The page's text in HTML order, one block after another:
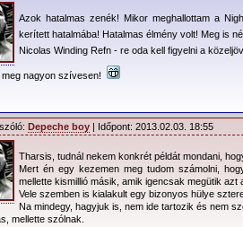
Azok hatalmas zenék! Mikor meghallottam a
kerített hatalmába! Hatalmas élmény volt! Meg is
Nicolas Winding Refn - re oda kell figyelni a
meg nagyon szívesen!
Depeche boy | Időpont: 2013.02.03. 18:55
Tharsis, tudnál nekem konkrét példát mondani,
Mert én egy kezemen meg tudom számolni,
mellette kismillió másik, amik igencsak megütik azt
Vele szemben is kialakult egy bizonyos hülye
Na mindegy, hagyjuk is, nem ide tartozik és nem
mellette szólnak.